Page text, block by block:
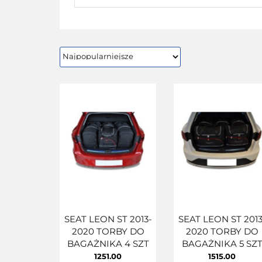
SEAT LEON ST 2013-
2020 TORBY DO
BAGAŻNIKA 4 SZT
1251.00
SEAT LEON ST
2020 TORBY DO
BAGAŻNIKA 5 SZT
1515.00